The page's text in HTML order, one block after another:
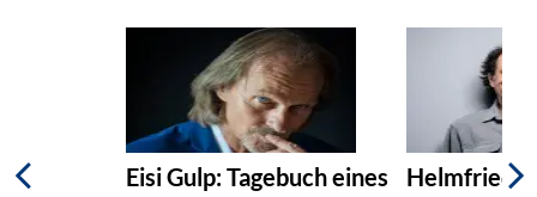
Eisi Gulp: Tagebuch eines
Helmfried